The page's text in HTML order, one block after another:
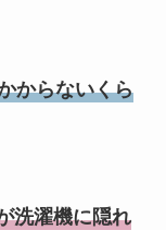
からないくら
洗濯機に隠れ